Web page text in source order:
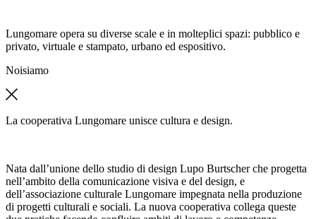
Lungomare opera su diverse scale e in molteplici spazi: pubblico e
privato, virtuale e stampato, urbano ed espositivo.
Noisiamo
La cooperativa Lungomare unisce cultura e design.
Nata dall’unione dello studio di design Lupo Burtscher che progetta
nell’ambito della comunicazione visiva e del design, e
dell’associazione culturale Lungomare impegnata nella produzione
di progetti culturali e sociali. La nuova cooperativa collega queste